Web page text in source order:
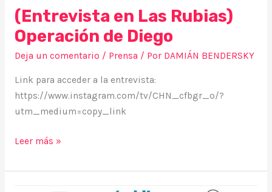
(Entrevista en Las Rubias)
Operación de Diego
Deja un comentario / Prensa / Por DAMIÁN BENDERSKY
Link para acceder a la entrevista:
https://www.instagram.com/tv/CHN_cfbgr_o/?
utm_medium=copy_link
Leer más »